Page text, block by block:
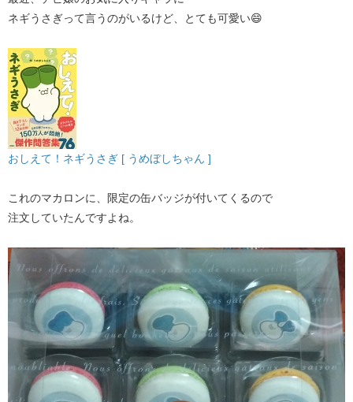
ネギうさぎって言うのがいるけど、とても可愛い😄
おしえて！ネギうさぎ [ うめぼしちゃん ]
これのマカロンに、限定の缶バッジが付いてくるので
注文していたんですよね。